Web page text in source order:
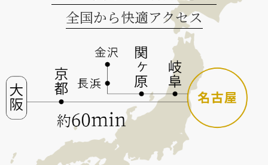
全国から快適アクセス